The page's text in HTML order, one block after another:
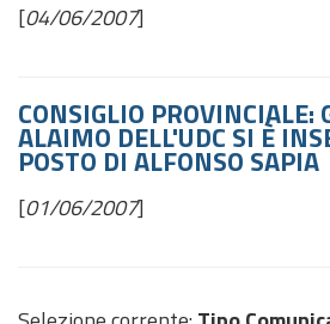
[04/06/2007]
CONSIGLIO PROVINCIALE:
ALAIMO DELL'UDC SI È
POSTO DI ALFONSO SAPIA
[01/06/2007]